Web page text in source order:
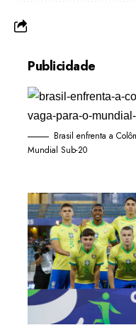
Publicidade
Brasil enfrenta a
Mundial Sub-20